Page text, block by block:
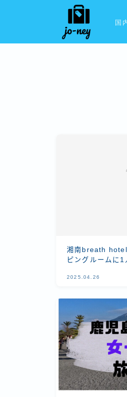
国
湘南breath hotel
ピングルームに
2025.04.26